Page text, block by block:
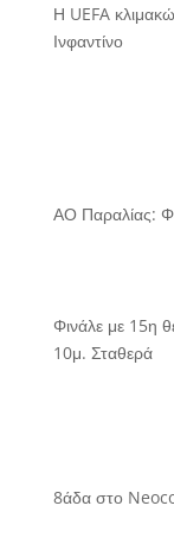
Η UEFA
Ινφαντίνο
ΑΟ Παραλίας:
Φινάλε με 15η
10μ. Σταθερά
8άδα στο